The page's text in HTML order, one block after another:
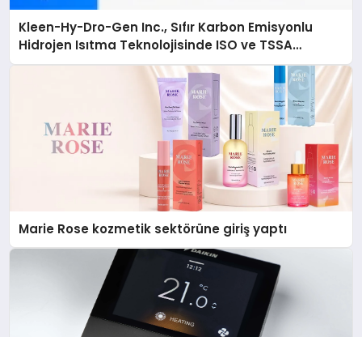
Kleen-Hy-Dro-Gen Inc., Sıfır Karbon Emisyonlu
Hidrojen Isıtma Teknolojisinde ISO ve TSSA
Düzenleyici Onaylarını Aldı
Marie Rose kozmetik sektörüne giriş yaptı